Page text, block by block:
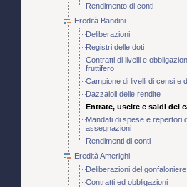
Rendimento di conti
Eredità Bandini
Deliberazioni
Registri delle doti
Contratti di livelli e
fruttifero
Campione di livelli di censi e
Dazzaioli delle rendite
Entrate, uscite e saldi dei
Mandati di spese e repertori
assegnazioni
Rendimenti di conti
Eredità Amerighi
Deliberazioni del
Contratti ed obbligazioni